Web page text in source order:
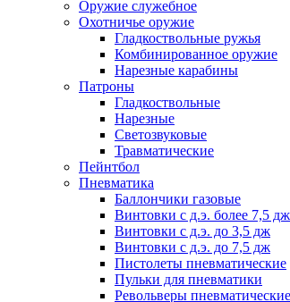
Оружие служебное
Охотничье оружие
Гладкоствольные ружья
Комбинированное оружие
Нарезные карабины
Патроны
Гладкоствольные
Нарезные
Светозвуковые
Травматические
Пейнтбол
Пневматика
Баллончики газовые
Винтовки с д.э. более 7,5
Винтовки с д.э. до 3,5 дж
Винтовки с д.э. до 7,5 дж
Пистолеты пневматические
Пульки для пневматики
Револьверы пневматические